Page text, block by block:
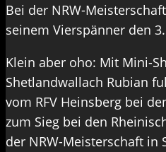
Bei der NRW-
seinem Vierspänner den
Klein aber oho: Mit Mini-
Shetlandwallach Rubian
vom RFV Heinsberg bei
zum Sieg bei den
der NRW-Meisterschaft in